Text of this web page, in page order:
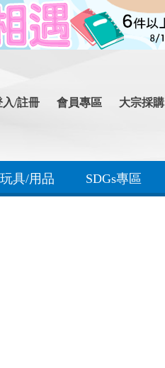
入/註冊 會員專區 大宗採購
玩具/用品 SDGs專區